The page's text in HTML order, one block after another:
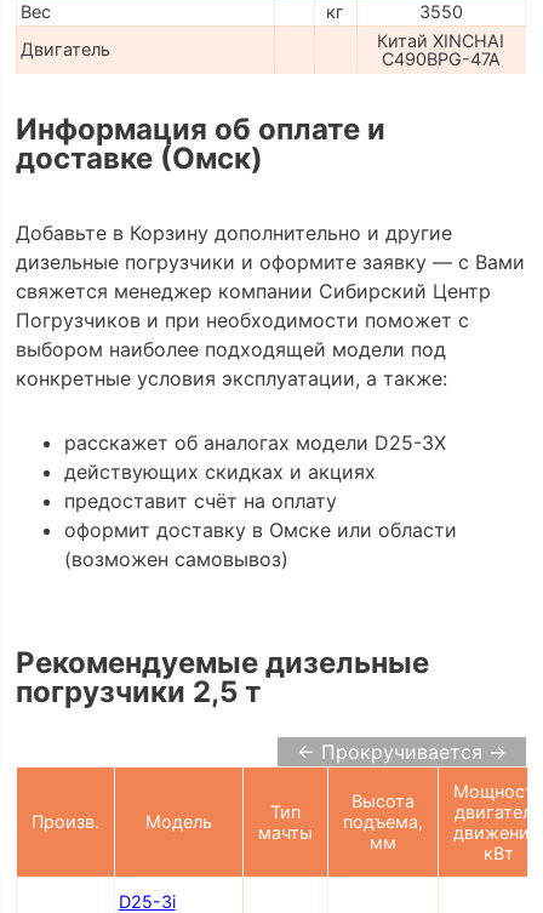
Вес
кг
3550
Двигатель
Китай XINCHAI
C490BPG-47A
Информация об оплате и
доставке (Омск)
Добавьте в Корзину дополнительно и другие
дизельные погрузчики и оформите заявку — с Вами
свяжется менеджер компании Сибирский Центр
Погрузчиков и при необходимости поможет с
выбором наиболее подходящей модели под
конкретные условия эксплуатации, а также:
расскажет об аналогах модели D25-3X
действующих скидках и акциях
предоставит счёт на оплату
оформит доставку в Омске или области
(возможен самовывоз)
Рекомендуемые дизельные
погрузчики 2,5 т
← Прокручивается →
Произв. Модель
Тип
мачты
Высота
подъема,
мм
Мощность
двигателя
движения,
кВт
D25-3i